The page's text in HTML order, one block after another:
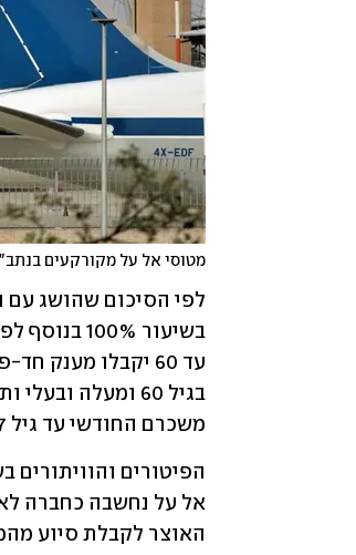
מטוסי אל על מקורקעים
משכרם החודשי עד גיל 67, בנוסף לפיצויים הרגילים.